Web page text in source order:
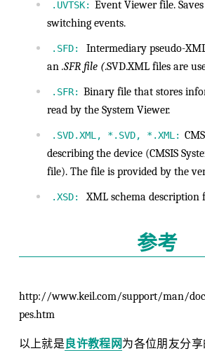
.UVTSK: Event Viewer file.
switching events.
.SFD:
Intermediary pseudo-
an .SFR file (.SVD.XML files are
.SFR: Binary file that stores
read by the System Viewer.
.SVD.XML, *.SVD, *.XML:
describing the device (CMSIS
file). The file is provided by the
.XSD: XML schema description
参考
http://www.keil.com/support/man/
pes.htm
以上就是良许教程网为各位朋友分